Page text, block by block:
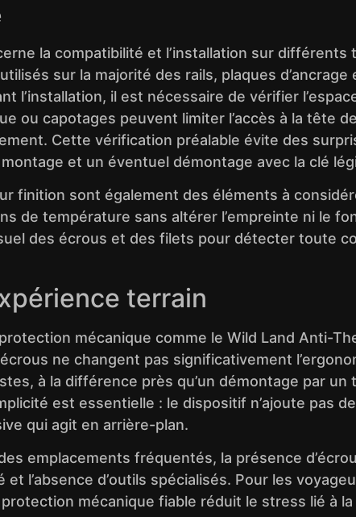
la compatibilité et l’installation sur
sur la majorité des rails, plaques
l’installation, il est nécessaire de vérifier
ou capotages peuvent limiter l’accès à la tête
Cette vérification préalable évite des
et un éventuel démontage avec la clé
finition sont également des éléments à
de température sans altérer l’empreinte ni le
des écrous et des filets pour détecter toute
terrain
mécanique comme le Wild Land Anti-
ne changent pas significativement
à la différence près qu’un démontage par
est essentielle : le dispositif n’ajoute pas
qui agit en arrière-plan.
emplacements fréquentés, la présence
l’absence d’outils spécialisés. Pour les
protection mécanique fiable réduit le stress lié à